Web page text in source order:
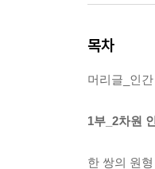
목차
머리글_인
1부_2차원
한 쌍의 원형